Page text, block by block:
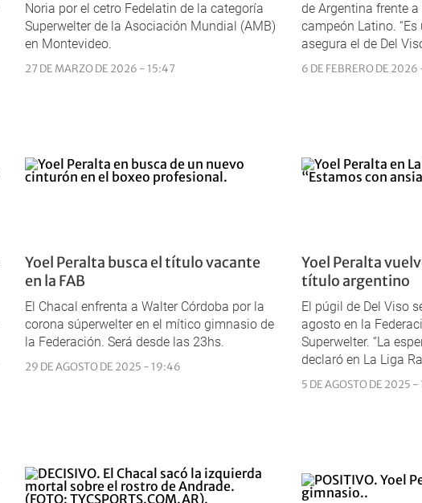
Noria por el cetro Fedelatin de la categoría
Superwelter de la Asociación Mundial (AMB)
en Montevideo.
27 DE MARZO DE 2026 - 15:47
de Argentina frente
campeón Latino.
asegura el de Del
6 DE FEBRERO DE
Yoel Peralta busca el título vacante
en la FAB
El Chacal enfrenta a Walter Córdoba por la
corona súperwelter en el mítico gimnasio de
la Federación. Será desde las 23hs.
29 DE AGOSTO DE 2025 - 19:46
Yoel Peralta
título argentino
El púgil de Del Viso
agosto en la
Superwelter. “La
declaró en La Liga
5 DE AGOSTO DE 2025 -